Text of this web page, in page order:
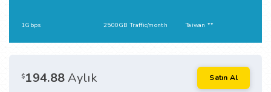
1Gbps 2500GB Traffic/month Taiwan **
$194.88Aylık Satın Al